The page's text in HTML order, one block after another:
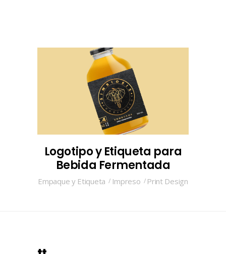
Logotipo y Etiqueta para
Bebida Fermentada
Empaque y Etiqueta Impreso Print Design